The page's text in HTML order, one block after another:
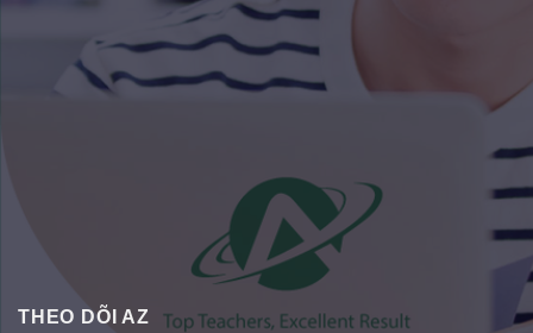
THEO DÕI AZ